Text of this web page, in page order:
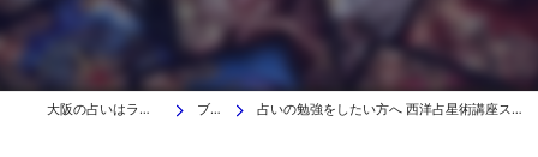
大阪の占いはラブアンドライト ブログ 占いの勉強をしたい方へ 西洋占星術講座スタートしますin大阪占いサロン